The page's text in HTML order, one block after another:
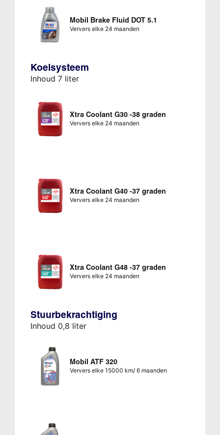
Mobil Brake Fluid DOT 5.1
Ververs elke 24 maanden
Koelsysteem
Inhoud 7 liter
Xtra Coolant G30 -38 graden
Ververs elke 24 maanden
Xtra Coolant G40 -37 graden
Ververs elke 24 maanden
Xtra Coolant G48 -37 graden
Ververs elke 24 maanden
Stuurbekrachtiging
Inhoud 0,8 liter
Mobil ATF 320
Ververs elke 15000 km/ 6 maanden